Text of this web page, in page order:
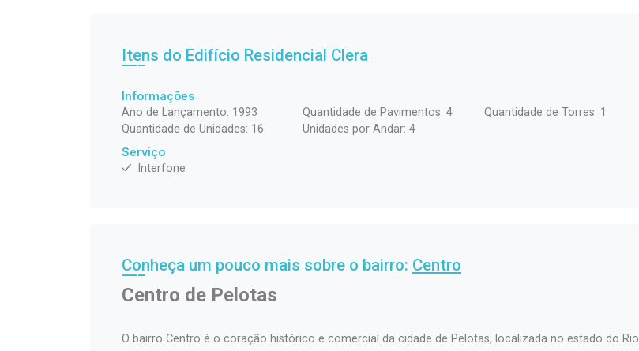
Itens do Edifício Residencial Clera
Informações
Ano de Lançamento: 1993
Quantidade de Pavimentos: 4
Quantidade de Torres: 1
Quantidade de Unidades: 16
Unidades por Andar: 4
Serviço
Interfone
Conheça um pouco mais sobre o bairro: Centro
Centro de Pelotas
O bairro Centro é o coração histórico e comercial da cidade de Pelotas, localizada no estado do Rio